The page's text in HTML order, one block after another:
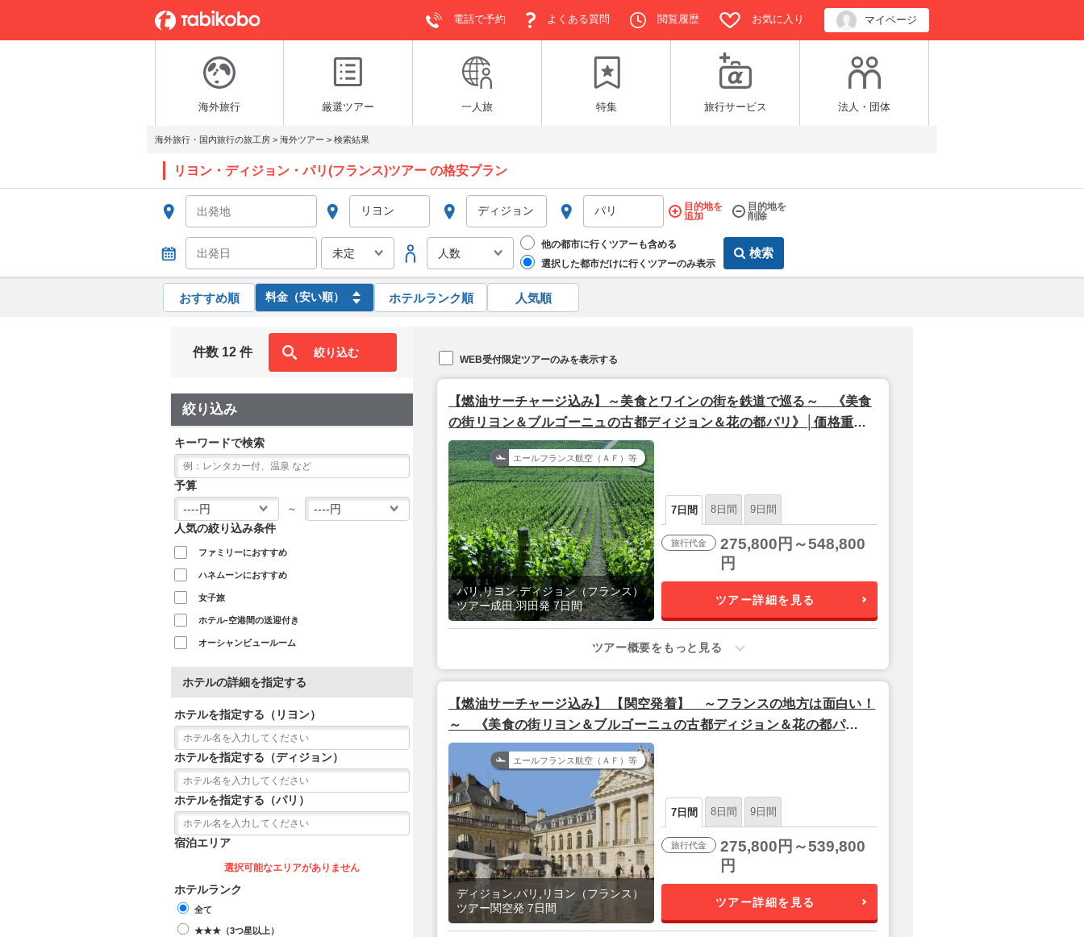
電話で予約 よくある質問 閲覧履歴 お気に入り マイページ
海外旅行 厳選ツアー 一人旅 特集 旅行サービス 法人・団体
海外旅行・国内旅行の旅工房 > 海外ツアー > 検索結果
リヨン・ディジョン・パリ(フランス)ツアー の格安プラン
目的地を
追加
目的地を
削除
他の都市に行くツアーも含める
選択した都市だけに行くツアーのみ表示
検索
おすすめ順 ホテルランク順 人気順
絞り込み
キーワードで検索
予算
～
人気の絞り込み条件
ファミリーにおすすめ
ハネムーンにおすすめ
女子旅
ホテル-空港間の送迎付き
オーシャンビュールーム
ホテルの詳細を指定する
ホテルを指定する（リヨン）
ホテルを指定する（ディジョン）
ホテルを指定する（パリ）
宿泊エリア
選択可能なエリアがありません
ホテルランク
全て
★★★（3つ星以上）
件数 12 件 絞り込む
WEB受付限定ツアーのみを表示する
【燃油サーチャージ込み】～美食とワインの街を鉄道で巡る～ 《美食
の街リヨン＆ブルゴーニュの古都ディジョン＆花の都パリ》│価格重ホ
テル泊 フランス３都市 5泊7日間│
パリ,リヨン,ディジョン（フランス）
ツアー成田,羽田発 7日間
エールフランス航空（ＡＦ）等
7日間 8日間 9日間
旅行代金
275,800円～548,800
円
ツアー詳細を見る
ツアー概要をもっと見る
【燃油サーチャージ込み】 【関空発着】 ～フランスの地方は面白い！
～ 《美食の街リヨン＆ブルゴーニュの古都ディジョン＆花の都パ
リ》 鉄道で巡るフランス3都市 5泊7日
ディジョン,パリ,リヨン（フランス）
ツアー関空発 7日間
エールフランス航空（ＡＦ）等
7日間 8日間 9日間
旅行代金
275,800円～539,800
円
ツアー詳細を見る